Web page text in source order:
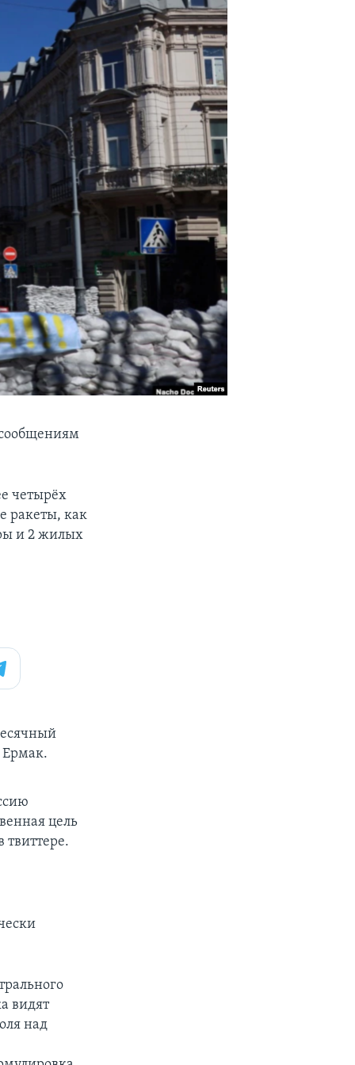
четырёх
ракеты, как
и 2 жилых
Ермак.
цель
твиттере.
видят
над